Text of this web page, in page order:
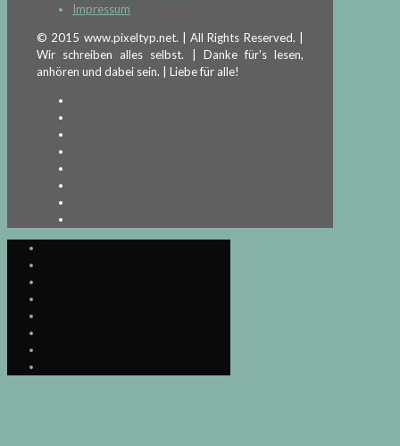
Impressum
© 2015 www.pixeltyp.net. | All Rights Reserved. |
Wir schreiben alles selbst. | Danke für's lesen,
anhören und dabei sein. | Liebe für alle!